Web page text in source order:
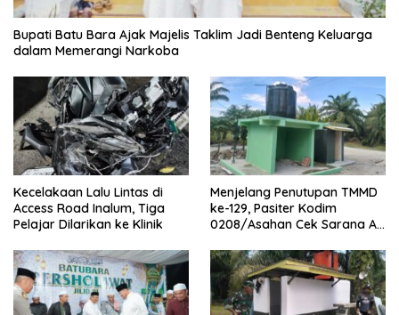
Bupati Batu Bara Ajak Majelis Taklim Jadi Benteng Keluarga
dalam Memerangi Narkoba
Kecelakaan Lalu Lintas di
Access Road Inalum, Tiga
Pelajar Dilarikan ke Klinik
Menjelang Penutupan TMMD
ke-129, Pasiter Kodim
0208/Asahan Cek Sarana Air